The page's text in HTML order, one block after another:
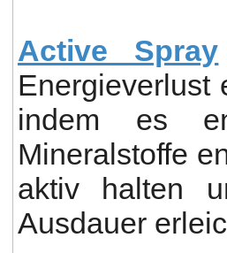
Active Spray
Energieverlust
indem es
Mineralstoffe
aktiv halten
Ausdauer